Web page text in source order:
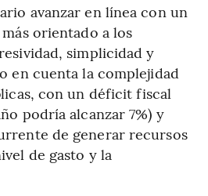
avanzar en línea con un
orientado a los
simplicidad y
en cuenta la complejidad
con un déficit fiscal
podría alcanzar 7%) y
de generar recursos
de gasto y la